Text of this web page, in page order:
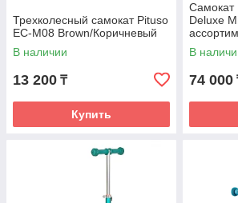
Трехколесный самокат Pituso
EC-M08 Brown/Коричневый
В наличии
13 200 ₸
Купить
Самокат
Deluxe
В
74 000